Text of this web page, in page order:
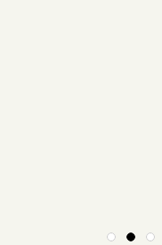
1 2 3